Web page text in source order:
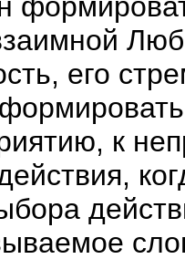
его
к